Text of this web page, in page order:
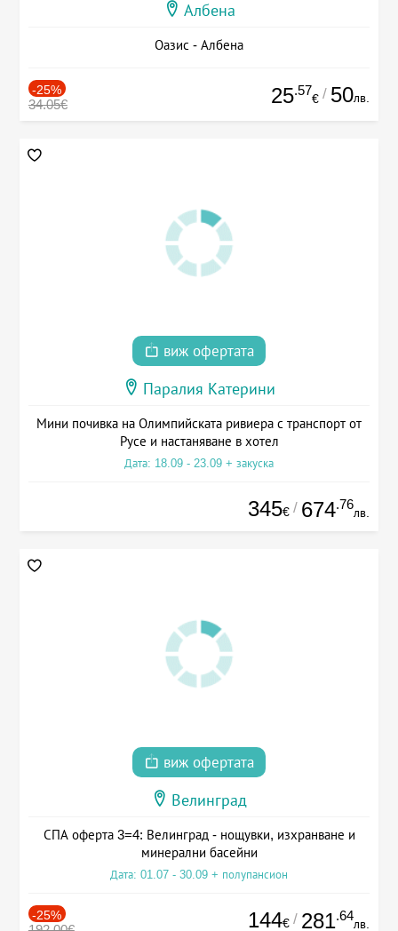
Албена
Оазис - Албена
-25%
34.05€ 25.57
€ / 50лв.
виж офертата
Паралия Катерини
Мини почивка на Олимпийската ривиера с транспорт от
Русе и настаняване в хотел
Дата: 18.09 - 23.09 + закуска
345€ / 674.76
лв.
виж офертата
Велинград
СПА оферта 3=4: Велинград - нощувки, изхранване и
минерални басейни
Дата: 01.07 - 30.09 + полупансион
-25% 144€ / 281.64
лв.